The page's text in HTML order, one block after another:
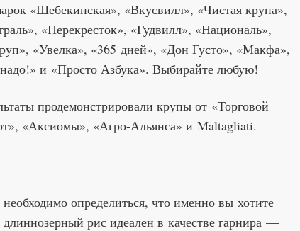
«Шебекинская», «Вкусвилл», «Чистая крупа»,
«Перекресток», «Гудвилл», «Националь»,
«Увелка», «365 дней», «Дон Густо», «Макфа»,
и «Просто Азбука». Выбирайте любую!
продемонстрировали крупы от «Торговой
«Аксиомы», «Агро-Альянса» и Maltagliati.
определиться, что именно вы хотите
рис идеален в качестве гарнира —